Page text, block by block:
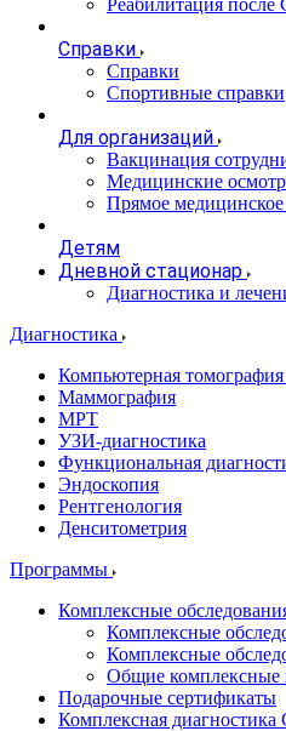
Реабилитация после
Справки
Справки
Спортивные справки
Для организаций
Вакцинация
Медицинские
Прямое
Детям
Дневной стационар
Диагностика и
Диагностика
Компьютерная
Маммография
МРТ
УЗИ-диагностика
Функциональная
Эндоскопия
Рентгенология
Денситометрия
Программы
Комплексные
Комплексные
Комплексные
Общие комплексные
Подарочные сертификаты
Комплексная